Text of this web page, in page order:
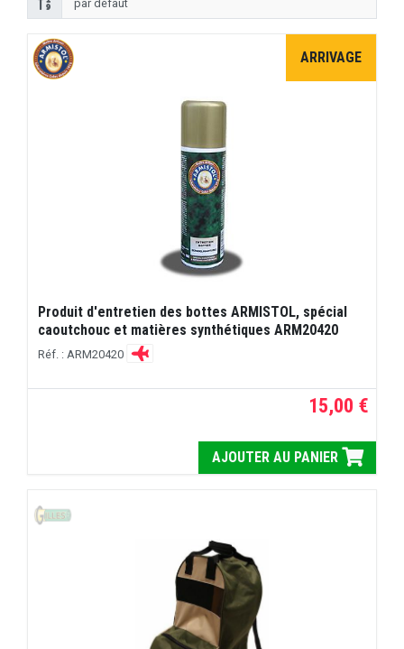
ARRIVAGE
Produit d'entretien des bottes ARMISTOL, spécial
caoutchouc et matières synthétiques ARM20420
Réf. : ARM20420
15,00 €
AJOUTER AU PANIER